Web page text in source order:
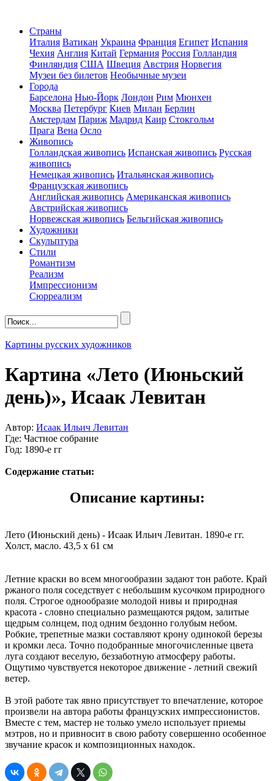
Страны
Италия Ватикан Украина Франция Египет Испания
Чехия Англия Китай Германия Россия Голландия
Финляндия США Швеция Австрия Норвегия
Музеи без билетов Необычные музеи
Города
Барселона Нью-Йорк Лондон Рим Мюнхен
Москва Петербург Киев Милан Берлин
Амстердам Париж Мадрид Каир Стокгольм
Прага Вена Осло
Живопись
Голландская живопись Испанская живопись Русская
живопись
Немецкая живопись Итальянская живопись
Французская живопись
Английская живопись Американская живопись
Австрийская живопись
Норвежская живопись Бельгийская живопись
Художники
Скульптура
Стили
Романтизм
Реализм
Импрессионизм
Сюрреализм
Картины русских художников
Картина «Лето (Июньский
день)», Исаак Левитан
Автор: Исаак Ильич Левитан
Где: Частное собрание
Год: 1890-е гг
Содержание статьи:
Описание картины:
Лето (Июньский день) - Исаак Ильич Левитан. 1890-е гг.
Холст, масло. 43,5 х 61 см
Летние краски во всем многообразии задают тон работе. Край
ржаного поля соседствует с небольшим кусочком природного
поля. Строгое однообразие молодой нивы и природная
красота - словно специально размещаются рядом, залитые
щедрым солнцем, под одним бездонно голубым небом.
Робкие, трепетные мазки составляют крону одинокой березы
и кромки леса. Точно подобранные многочисленные цвета
луга создают веселую, беззаботную атмосферу работы.
Ощутимо чувствуется некоторое движение - летний свежий
ветер.
В этой работе так явно присутствует то впечатление, которое
произвели на автора работы французских импрессионистов.
Вместе с тем, мастер не только умело использует приемы
мэтров, но и привносит в свою работу совершенно особенное
звучание красок и композиционных находок.